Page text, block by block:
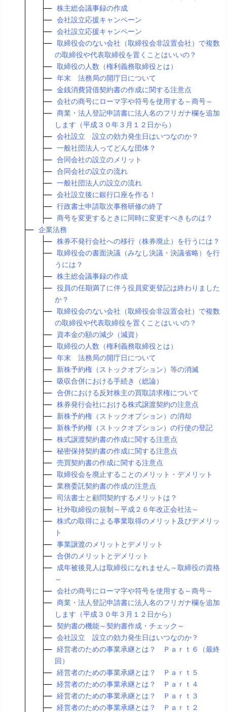
株主総会議事録の作成
会社設立応援キャンペーン
会社設立応援キャンペーン
取締役会のない会社（取締役会非設置会社）で複数
の取締役や代表取締役を置くことはいいの？
取締役の人数（権利義務取締役とは）
年末 法務局の開庁日について
金銭消費貸借契約書の作成に関する注意点
会社の商号にローマ字や符号を使用する～商号～
商業・法人登記申請書に法人名のフリガナ欄を追加
します（平成３０年３月１２日から）
会社設立 設立の効力発生日はいつなのか？
一般社団法人ってどんな団体？
合同会社の設立のメリット
合同会社の設立の流れ
一般社団法人の設立の流れ
会社設立後に銀行口座を作る！
行政書士申請取次事務研修の終了
商号を変更するときに同時に変更すべきものは？
企業法務
株券不発行会社への移行（株券廃止）を行うには？
取締役会の書面決議（みなし決議・決議省略）を行
うには？
株主総会議事録の作成
役員の任期満了に伴う役員変更登記は終わりました
か？
取締役会のない会社（取締役会非設置会社）で複数
の取締役や代表取締役を置くことはいいの？
資本金の額の減少（減資）
取締役の人数（権利義務取締役とは）
年末 法務局の開庁日について
新株予約権（ストックオプション）等の消滅
吸収合併における手続き（総論）
合併における反対株主の買取請求権について
株券発行会社における株式譲渡契約の注意点
新株予約権（ストックオプション）の消却
新株予約権（ストックオプション）の行使の登記
株式譲渡契約書の作成に関する注意点
秘密保持契約書の作成に関する注意点
売買契約書の作成に関する注意点
取締役会を廃止することのメリット・デメリット
業務委託契約書の作成の注意点
司法書士と顧問契約するメリットは？
社外取締役の規制～平成２６年改正会社法～
株式の取得による事業取得のメリット及びデメリッ
ト
事業譲渡のメリットとデメリット
合併のメリットとデメリット
成年被後見人は取締役になれません～取締役の資格
～
会社の商号にローマ字や符号を使用する～商号～
商業・法人登記申請書に法人名のフリガナ欄を追加
します（平成３０年３月１２日から）
契約書の機能～契約書作成・チェック～
会社設立 設立の効力発生日はいつなのか？
経営者のための事業承継とは？ Ｐａｒｔ６（最終
回）
経営者のための事業承継とは？ Ｐａｒｔ５
経営者のための事業承継とは？ Ｐａｒｔ４
経営者のための事業承継とは？ Ｐａｒｔ３
経営者のための事業承継とは？ Ｐａｒｔ２